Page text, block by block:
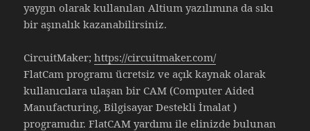
yaygın olarak kullanılan Altium yazılımına da sıkı
bir aşınalık kazanabilirsiniz.
CircuitMaker;https://circuitmaker.com/
FlatCam programı ücretsiz ve açık kaynak olarak
kullanıcılara ulaşan bir CAM (Computer Aided
Manufacturing, Bilgisayar Destekli İmalat )
programıdır. FlatCAM yardımı ile elinizde bulunan